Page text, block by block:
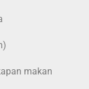
makan